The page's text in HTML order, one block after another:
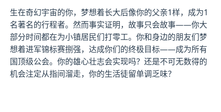
生在奇幻宇宙的你，梦想着长大后像你的父亲1样，成为1
名著名的行程者。然而事实证明，故事只会故事——你大
部分时间都在为小镇居民们打零工。你和身边的朋友们梦
想着进军锦标赛捌强，达成你们的终极目标——成为所有
国顶级公会。你的雄心壮志会实现吗？还是不可无数得的
机会注定从指间溜走，你的生活徒留单调乏味？